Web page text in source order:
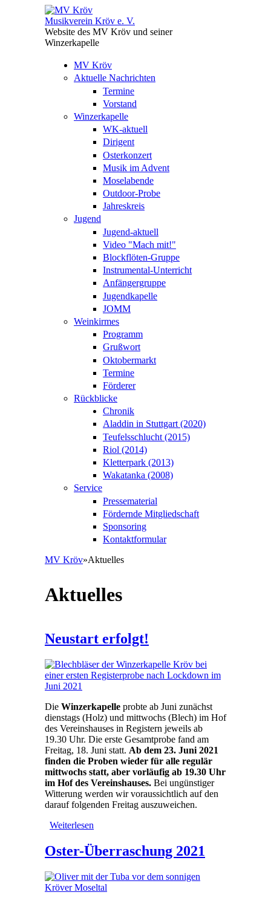
Direkt zum Inhalt
Musikverein Kröv e. V.
Website des MV Kröv und seiner
Winzerkapelle
MV Kröv
Aktuelle Nachrichten
Termine
Vorstand
Winzerkapelle
WK-aktuell
Dirigent
Osterkonzert
Musik im Advent
Moselabende
Outdoor-Probe
Jahreskreis
Jugend
Jugend-aktuell
Video "Mach mit!"
Blockflöten-Gruppe
Instrumental-Unterricht
Anfängergruppe
Jugendkapelle
JOMM
Weinkirmes
Programm
Grußwort
Oktobermarkt
Termine
Förderer
Rückblicke
Chronik
Aladdin in Stuttgart (2020)
Teufelsschlucht (2015)
Riol (2014)
Kletterpark (2013)
Wakatanka (2008)
Service
Pressematerial
Fördernde Mitgliedschaft
Sponsoring
Kontaktformular
MV Kröv»Aktuelles
Aktuelles
Neustart erfolgt!
Die Winzerkapelle probte ab Juni zunächst
dienstags (Holz) und mittwochs (Blech) im Hof
des Vereinshauses in Registern jeweils ab
19.30 Uhr. Die erste Gesamtprobe fand am
Freitag, 18. Juni statt. Ab dem 23. Juni 2021
finden die Proben wieder für alle regulär
mittwochs statt, aber vorläufig ab 19.30 Uhr
im Hof des Vereinshauses. Bei ungünstiger
Witterung werden wir voraussichtlich auf den
darauf folgenden Freitag auszuweichen.
Weiterlesen
Oster-Überraschung 2021